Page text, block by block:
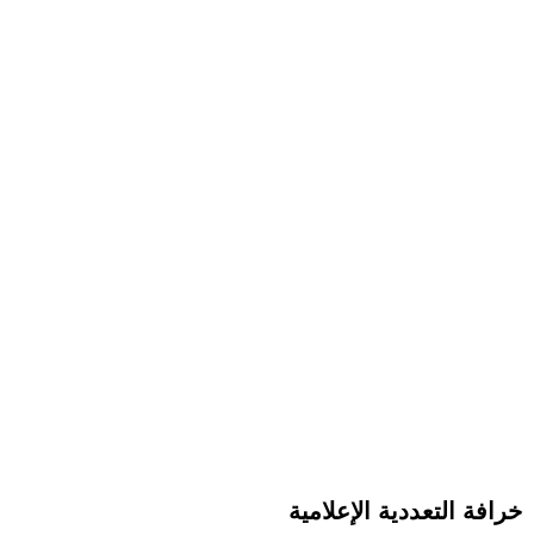
خرافة التعددية الإعلامية